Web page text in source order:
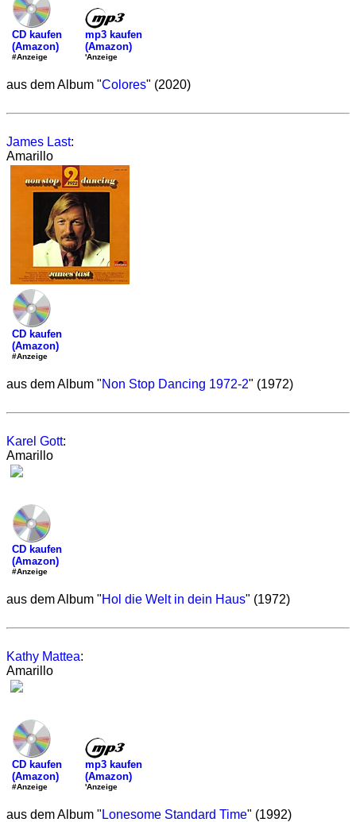
CD kaufen
(Amazon)
#Anzeige
mp3 kaufen
(Amazon)
'Anzeige
aus dem Album "Colores" (2020)
James Last:
Amarillo
CD kaufen
(Amazon)
#Anzeige
aus dem Album "Non Stop Dancing 1972-2" (1972)
Karel Gott:
Amarillo
CD kaufen
(Amazon)
#Anzeige
aus dem Album "Hol die Welt in dein Haus" (1972)
Kathy Mattea:
Amarillo
CD kaufen
(Amazon)
#Anzeige
mp3 kaufen
(Amazon)
'Anzeige
aus dem Album " Lonesome Standard Time" (1992)